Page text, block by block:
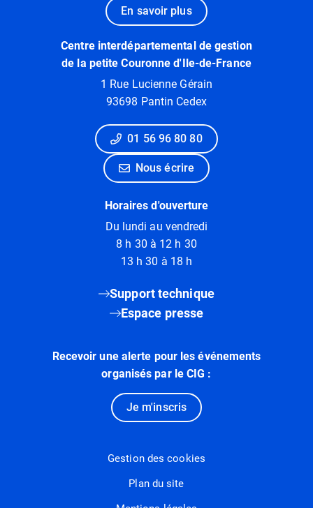
En savoir plus
Centre interdépartemental de gestion
de la petite Couronne d'Ile-de-France
1 Rue Lucienne Gérain
93698 Pantin Cedex
01 56 96 80 80
Nous écrire
Horaires d'ouverture
Du lundi au vendredi
8 h 30 à 12 h 30
13 h 30 à 18 h
Support technique
Espace presse
Recevoir une alerte pour les événements
organisés par le CIG :
Je m'inscris
Gestion des cookies
Plan du site